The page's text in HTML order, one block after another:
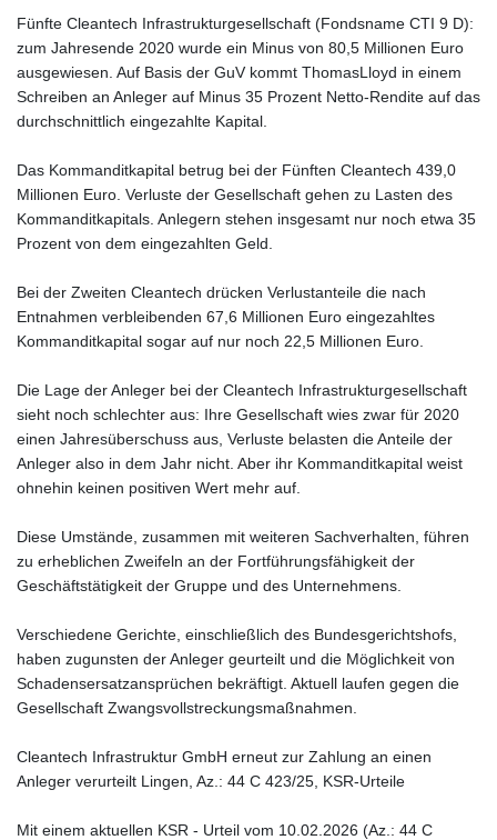
Fünfte Cleantech Infrastrukturgesell­schaft (Fonds­name CTI 9 D):
zum Jahres­ende 2020 wurde ein Minus von 80,5 Millionen Euro
ausgewiesen. Auf Basis der GuV kommt ThomasLloyd in einem
Schreiben an Anleger auf Minus 35 Prozent Netto-Rendite auf das
durch­schnitt­lich einge­zahlte Kapital.
Das Kommandit­kapital betrug bei der Fünften Cleantech 439,0
Millionen Euro. Verluste der Gesell­schaft gehen zu Lasten des
Kommandit­kapitals. Anlegern stehen insgesamt nur noch etwa 35
Prozent von dem einge­zahlten Geld.
Bei der Zweiten Cleantech drücken Verlust­anteile die nach
Entnahmen verbleibenden 67,6 Millionen Euro einge­zahltes
Kommandit­kapital sogar auf nur noch 22,5 Millionen Euro.
Die Lage der Anleger bei der Cleantech Infrastrukturgesell­schaft
sieht noch schlechter aus: Ihre Gesell­schaft wies zwar für 2020
einen Jahres­über­schuss aus, Verluste belasten die Anteile der
Anleger also in dem Jahr nicht. Aber ihr Kommandit­kapital weist
ohnehin keinen positiven Wert mehr auf.
Diese Umstände, zusammen mit weiteren Sachverhalten, führen
zu erheblichen Zweifeln an der Fortführungsfähigkeit der
Geschäftstätigkeit der Gruppe und des Unternehmens.
Verschiedene Gerichte, einschließlich des Bundesgerichtshofs,
haben zugunsten der Anleger geurteilt und die Möglichkeit von
Schadensersatzansprüchen bekräftigt. Aktuell laufen gegen die
Gesellschaft Zwangsvollstreckungsmaßnahmen.
Cleantech Infrastruktur GmbH erneut zur Zahlung an einen
Anleger verurteilt Lingen, Az.: 44 C 423/25, KSR-Urteile
Mit einem aktuellen KSR - Urteil vom 10.02.2026 (Az.: 44 C